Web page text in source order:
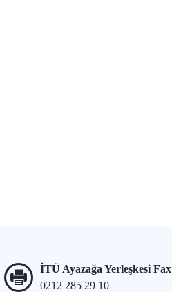
İTÜ Ayazağa Yerleşkesi Fax
0212 285 29 10